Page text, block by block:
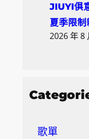
JIUYI俱
夏季限
2026 年 8
歌單